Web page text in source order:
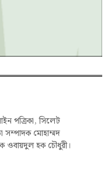
পত্রিকা, সিলেট
সম্পাদক মোহাম্মদ
ওবায়দুল হক চৌধুরী।